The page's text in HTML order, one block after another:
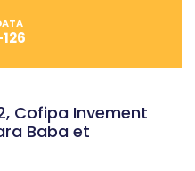
Cofipa Invement
Baba et